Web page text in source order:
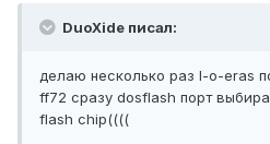
DuoXide писал:
делаю несколько раз l-o-eras
ff72 сразу dosflash порт
flash chip((((